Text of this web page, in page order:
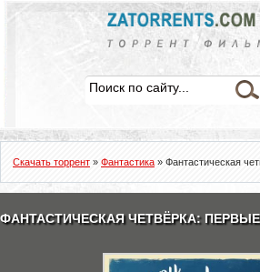
Скачать торрент » Фантастика » Фантастическая